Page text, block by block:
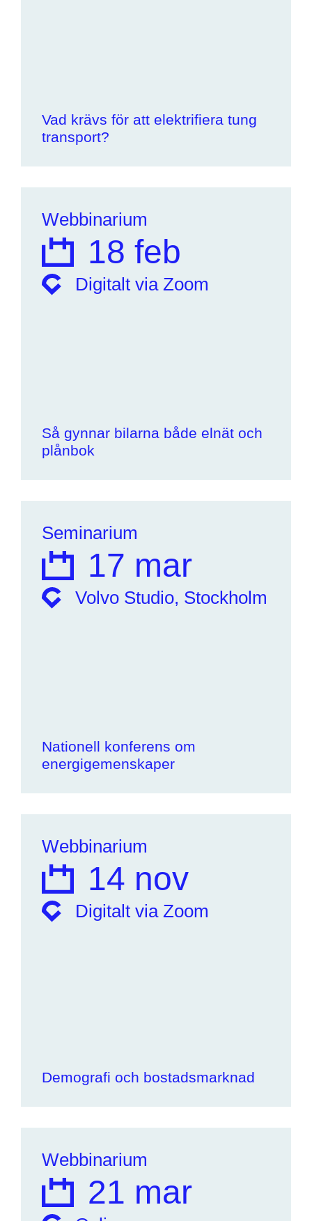
Vad krävs för att elektrifiera tung
transport?
Webbinarium
18 feb
Digitalt via Zoom
Så gynnar bilarna både elnät och
plånbok
Seminarium
17 mar
Volvo Studio, Stockholm
Nationell konferens om
energigemenskaper
Webbinarium
14 nov
Digitalt via Zoom
Demografi och bostadsmarknad
Webbinarium
21 mar